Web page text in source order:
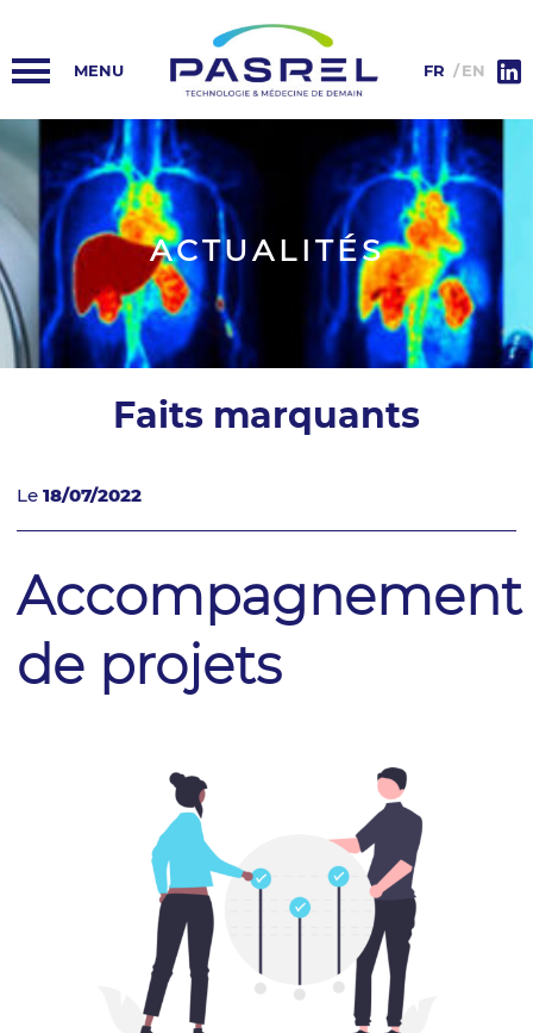
PASREL-IMAGERIE
HUB PASREL
PLATEFORMES
ACTUALITÉS
COLLABORATIONS
INFORMATIONS
FR EN
ACTUALITÉS
Faits marquants
Le 18/07/2022
Accompagnement
de projets